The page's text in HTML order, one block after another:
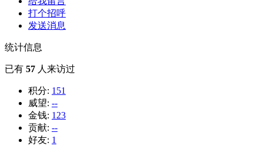
打个招呼
发送消息
统计信息
已有 57 人来访过
积分: 151
威望: --
金钱: 123
贡献: --
好友: 1